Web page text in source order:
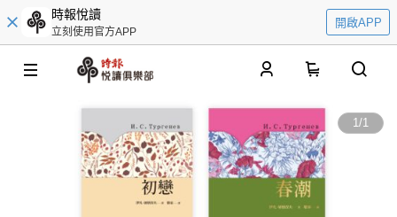
時報悅讀
立刻使用官方APP
開啟APP
1/1